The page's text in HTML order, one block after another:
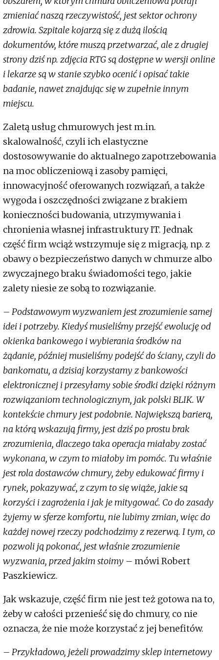
zmieniać naszą rzeczywistość, jest sektor ochrony
zdrowia. Szpitale kojarzą się z dużą ilością
dokumentów, które muszą przetwarzać, ale z drugiej
strony dziś np. zdjęcia RTG są dostępne w wersji online
i lekarze są w stanie szybko ocenić i opisać takie
badanie, nawet znajdując się w zupełnie innym
miejscu.
Zaletą usług chmurowych jest m.in.
skalowalność, czyli ich elastyczne
dostosowywanie do aktualnego zapotrzebowania
na moc obliczeniową i zasoby pamięci,
innowacyjność oferowanych rozwiązań, a także
wygoda i oszczędności związane z brakiem
konieczności budowania, utrzymywania i
chronienia własnej infrastruktury IT. Jednak
część firm wciąż wstrzymuje się z migracją, np. z
obawy o bezpieczeństwo danych w chmurze albo
zwyczajnego braku świadomości tego, jakie
zalety niesie ze sobą to rozwiązanie.
– Podstawowym wyzwaniem jest zrozumienie samej
idei i potrzeby. Kiedyś musieliśmy przejść ewolucję od
okienka bankowego i wybierania środków na
żądanie, później musieliśmy podejść do ściany, czyli do
bankomatu, a dzisiaj korzystamy z bankowości
elektronicznej i przesyłamy sobie środki dzięki różnym
rozwiązaniom technologicznym, jak polski BLIK. W
kontekście chmury jest podobnie. Największą barierą,
na którą wskazują firmy, jest dziś po prostu brak
zrozumienia, dlaczego taka operacja miałaby zostać
wykonana, w czym to miałoby im pomóc. Tu właśnie
jest rola dostawców chmury, żeby edukować firmy i
rynek, pokazywać, z czym to się wiąże, jakie są
korzyści i zagrożenia i jak je mitygować. Co do zasady
żyjemy w sferze komfortu, nie lubimy zmian, więc do
każdej nowej rzeczy podchodzimy z rezerwą. I tym, co
pozwoli ją pokonać, jest właśnie zrozumienie
wyzwania, przed jakim stoimy – mówi Robert
Paszkiewicz.
Jak wskazuje, część firm nie jest też gotowa na to,
żeby w całości przenieść się do chmury, co nie
oznacza, że nie może korzystać z jej benefitów.
– Przykładowo, jeżeli prowadzimy sklep internetowy